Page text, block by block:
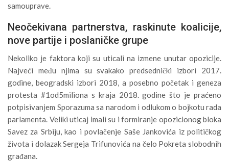
samouprave.
Neočekivana partnerstva, raskinute koalicije,
nove partije i poslaničke grupe
Nekoliko je faktora koji su uticali na izmene unutar opozicije.
Najveći među njima su svakako predsednički izbori 2017.
godine, beogradski izbori 2018, a posebno početak i geneza
protesta #1od5miliona s kraja 2018. godine što je praćeno
potpisivanjem Sporazuma sa narodom i odlukom o bojkotu rada
parlamenta. Veliki uticaj imali su i formiranje opozicionog bloka
Savez za Srbiju, kao i povlačenje Saše Jankovića iz političkog
života i dolazak Sergeja Trifunovića na čelo Pokreta slobodnih
građana.